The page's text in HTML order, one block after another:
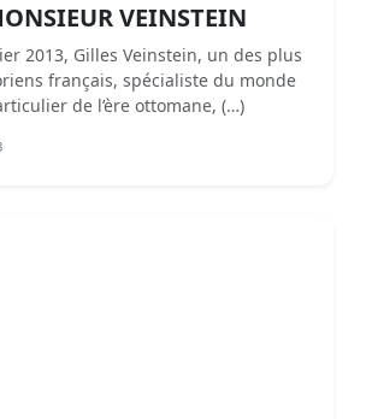
VEINSTEIN
2013, Gilles Veinstein, un des plus
français, spécialiste du monde
de l’ère ottomane, (…)